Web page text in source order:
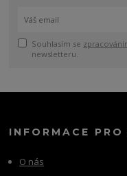
Souhlasím se
newsletteru.
INFORMACE
O nás